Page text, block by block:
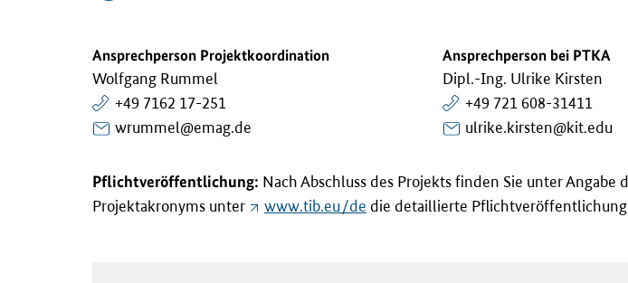
Ansprechperson Projektkoordination
Wolfgang Rummel
+49 7162 17-251
wrummel@emag.de
Ansprechperson bei PTKA
Dipl.-Ing. Ulrike Kirsten
+49 721 608-31411
ulrike.kirsten@kit.edu
Pflichtveröffentlichung: Nach Abschluss des Projekts finden Sie unter
Projektakronyms unter
www.tib.eu/de die detaillierte